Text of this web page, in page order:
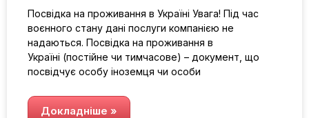
Посвідка на проживання в Україні Увага! Під час
воєнного стану дані послуги компанією не
надаються. Посвідка на проживання в
Україні (постійне чи тимчасове) – документ, що
посвідчує особу іноземця чи особи
Докладніше »